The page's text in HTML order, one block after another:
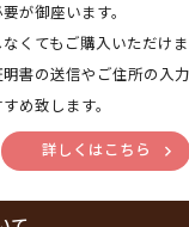
が御座います。
くてもご購入いただけ
書の送信やご住所の入
め致します。
詳しくはこちら